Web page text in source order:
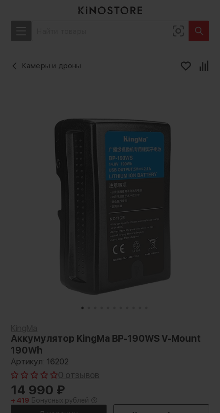
Камеры и дроны
Аккумулятор KingMa BP-190WS V-Mount
190Wh
Артикул: 16202
0 отзывов
14 990 ₽
+ 419 Бонусных рублей